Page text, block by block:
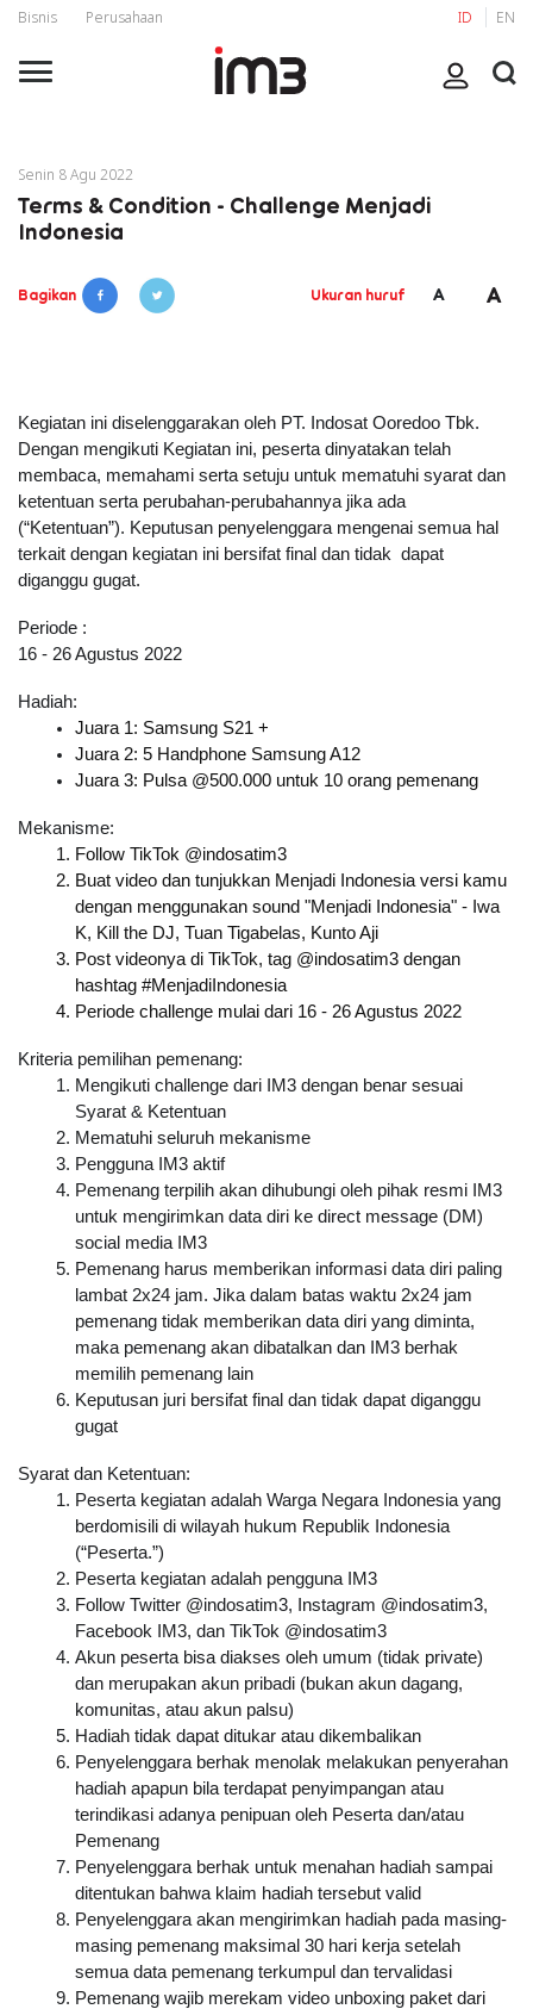
Bisnis Perusahaan ID EN
Senin 8 Agu 2022
Terms & Condition - Challenge Menjadi
Indonesia
Bagikan Ukuran huruf A A
Kegiatan ini diselenggarakan oleh PT. Indosat Ooredoo Tbk.
Dengan mengikuti Kegiatan ini, peserta dinyatakan telah
membaca, memahami serta setuju untuk mematuhi syarat dan
ketentuan serta perubahan-perubahannya jika ada
(“Ketentuan”). Keputusan penyelenggara mengenai semua hal
terkait dengan kegiatan ini bersifat final dan tidak  dapat
diganggu gugat.
Periode :
16 - 26 Agustus 2022
Hadiah:
Juara 1: Samsung S21 +
Juara 2: 5 Handphone Samsung A12
Juara 3: Pulsa @500.000 untuk 10 orang pemenang
Mekanisme:
Follow TikTok @indosatim3
Buat video dan tunjukkan Menjadi Indonesia versi kamu
dengan menggunakan sound "Menjadi Indonesia" - Iwa
K, Kill the DJ, Tuan Tigabelas, Kunto Aji
Post videonya di TikTok, tag @indosatim3 dengan
hashtag #MenjadiIndonesia
Periode challenge mulai dari 16 - 26 Agustus 2022
Kriteria pemilihan pemenang:
Mengikuti challenge dari IM3 dengan benar sesuai
Syarat & Ketentuan
Mematuhi seluruh mekanisme
Pengguna IM3 aktif
Pemenang terpilih akan dihubungi oleh pihak resmi IM3
untuk mengirimkan data diri ke direct message (DM)
social media IM3
Pemenang harus memberikan informasi data diri paling
lambat 2x24 jam. Jika dalam batas waktu 2x24 jam
pemenang tidak memberikan data diri yang diminta,
maka pemenang akan dibatalkan dan IM3 berhak
memilih pemenang lain
Keputusan juri bersifat final dan tidak dapat diganggu
gugat
Syarat dan Ketentuan:
Peserta kegiatan adalah Warga Negara Indonesia yang
berdomisili di wilayah hukum Republik Indonesia
(“Peserta.”)
Peserta kegiatan adalah pengguna IM3
Follow Twitter @indosatim3, Instagram @indosatim3,
Facebook IM3, dan TikTok @indosatim3
Akun peserta bisa diakses oleh umum (tidak private)
dan merupakan akun pribadi (bukan akun dagang,
komunitas, atau akun palsu)
Hadiah tidak dapat ditukar atau dikembalikan
Penyelenggara berhak menolak melakukan penyerahan
hadiah apapun bila terdapat penyimpangan atau
terindikasi adanya penipuan oleh Peserta dan/atau
Pemenang
Penyelenggara berhak untuk menahan hadiah sampai
ditentukan bahwa klaim hadiah tersebut valid
Penyelenggara akan mengirimkan hadiah pada masing-
masing pemenang maksimal 30 hari kerja setelah
semua data pemenang terkumpul dan tervalidasi
Pemenang wajib merekam video unboxing paket dari